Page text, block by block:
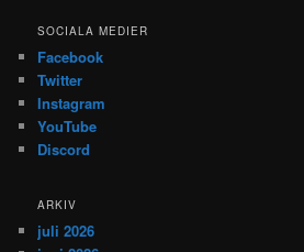
SOCIALA MEDIER
Facebook
Twitter
Instagram
YouTube
Discord
ARKIV
juli 2026